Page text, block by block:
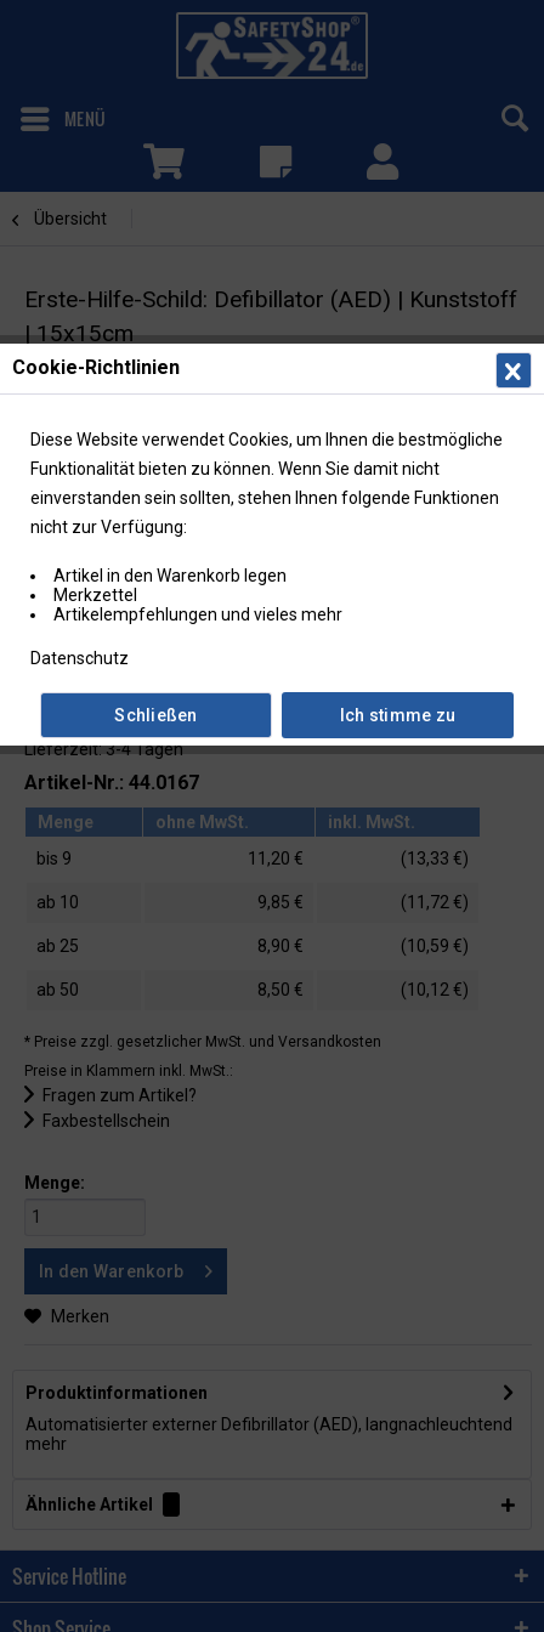
MENÜ
Übersicht
Erste-Hilfe-Schild: Defibillator (AED) | Kunststoff
| 15x15cm
Rettungszeichen | ASR/ISO | langnachleuchtend
Lieferzeit: 3-4 Tagen
Artikel-Nr.: 44.0167
Menge ohne MwSt.
inkl. MwSt.
bis 9 11,20 € (13,33 €)
ab 10 9,85 € (11,72 €)
ab 25 8,90 € (10,59 €)
ab 50 8,50 € (10,12 €)
* Preise zzgl. gesetzlicher MwSt. und Versandkosten
Preise in Klammern inkl. MwSt.:
Fragen zum Artikel?
Faxbestellschein
Menge:
In den Warenkorb
Merken
Produktinformationen
Automatisierter externer Defibrillator (AED), langnachleuchtend
mehr
Ähnliche Artikel
Service Hotline
Cookie-Richtlinien
Diese Website verwendet Cookies, um Ihnen die bestmögliche
Funktionalität bieten zu können. Wenn Sie damit nicht
einverstanden sein sollten, stehen Ihnen folgende Funktionen
nicht zur Verfügung:
Artikel in den Warenkorb legen
Merkzettel
Artikelempfehlungen und vieles mehr
Datenschutz
Ich stimme zu
Schließen